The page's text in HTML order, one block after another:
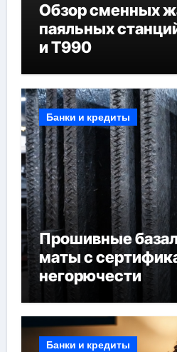
Обзор сменных
паяльных
и T990
Банки и кредиты
Прошивные
маты с
негорючести
Банки и кредиты